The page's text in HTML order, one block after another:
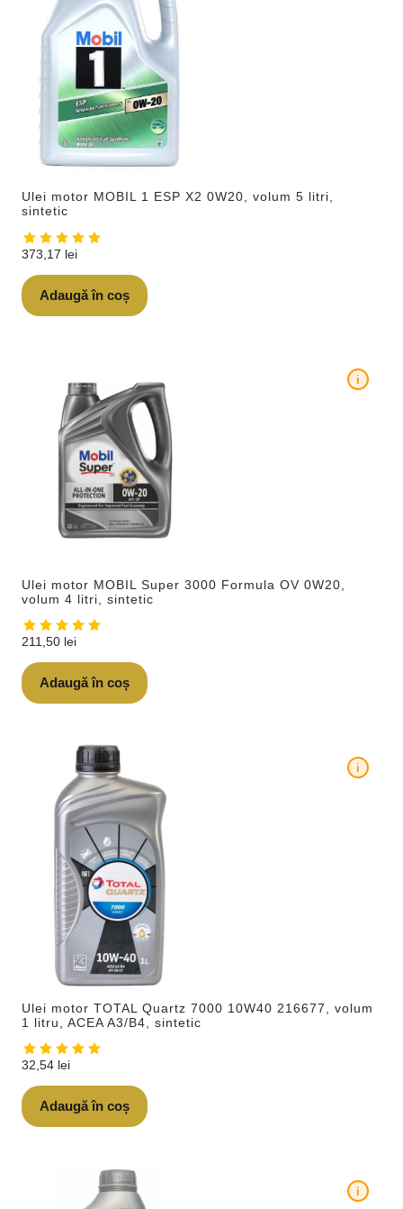
Ulei motor MOBIL 1 ESP X2 0W20, volum 5 litri,
sintetic
373,17 lei
Adaugă în coș
Ulei motor MOBIL Super 3000 Formula OV 0W20,
volum 4 litri, sintetic
i
211,50 lei
Adaugă în coș
Ulei motor TOTAL Quartz 7000 10W40 216677, volum
1 litru, ACEA A3/B4, sintetic
i
32,54 lei
Adaugă în coș
i